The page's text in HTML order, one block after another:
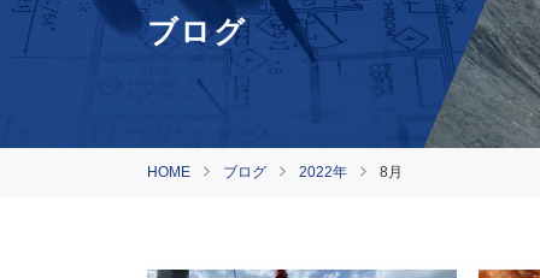
ブログ
HOME ブログ 2022年 8月